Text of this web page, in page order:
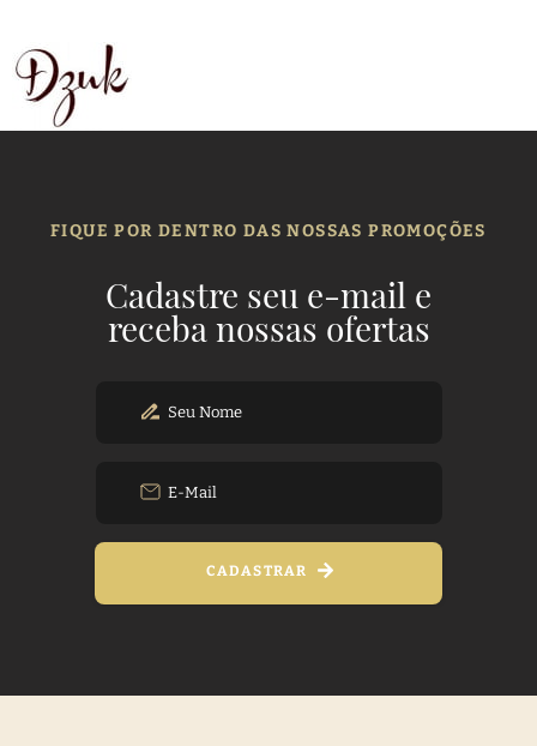
FIQUE POR DENTRO DAS NOSSAS PROMOÇÕES
Cadastre seu e-mail e
receba nossas ofertas
CADASTRAR